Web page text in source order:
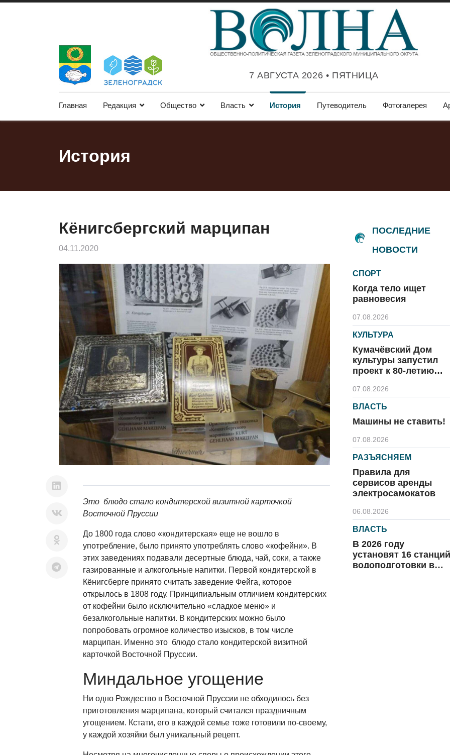
7 АВГУСТА 2026 • ПЯТНИЦА
Главная Редакция Общество Власть История Путеводитель Фотогалерея
История
Кёнигсбергский марципан
04.11.2020
Это блюдо стало кондитерской визитной карточкой
Восточной Пруссии
До 1800 года слово «кондитерская» еще не вошло в
употребление, было принято употреблять слово «кофейни». В
этих заведениях подавали десертные блюда, чай, соки, а также
газированные и алкогольные напитки. Первой кондитерской в
Кёнигсберге принято считать заведение Фейга, которое
открылось в 1808 году. Принципиальным отличием кондитерских
от кофейни было исключительно «сладкое меню» и
безалкогольные напитки. В кондитерских можно было
попробовать огромное количество изысков, в том числе
марципан. Именно это блюдо стало кондитерской визитной
карточкой Восточной Пруссии.
Миндальное угощение
Ни одно Рождество в Восточной Пруссии не обходилось без
приготовления марципана, который считался праздничным
угощением. Кстати, его в каждой семье тоже готовили по-своему,
у каждой хозяйки был уникальный рецепт.
ПОСЛЕДНИЕ
НОВОСТИ
СПОРТ
Когда тело ищет
равновесия
07.08.2026
КУЛЬТУРА
Кумачёвский Дом
культуры запустил
проект к 80-летию
07.08.2026
ВЛАСТЬ
Машины не ставить!
07.08.2026
РАЗЪЯСНЯЕМ
Правила для
сервисов аренды
электросамокатов
06.08.2026
ВЛАСТЬ
В 2026 году
установят 16 станций
водоподготовки в